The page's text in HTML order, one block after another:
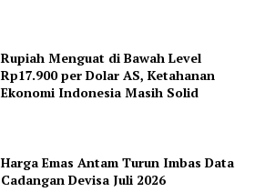
Rupiah Menguat di Bawah Level
Rp17.900 per Dolar AS, Ketahanan
Ekonomi Indonesia Masih Solid
Harga Emas Antam Turun Imbas Data
Cadangan Devisa Juli 2026